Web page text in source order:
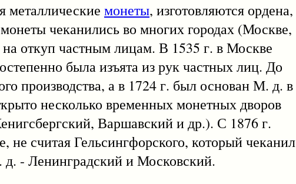
монеты, изготовляются ордена,
чеканились во многих городах (Москве,
откуп частным лицам. В 1535 г. в Москве
была изъята из рук частных лиц. До
производства, а в 1724 г. был основан М. д. в
несколько временных монетных дворов
Варшавский и др.). С 1876 г.
считая Гельсингфорского, который чеканил
- Ленинградский и Московский.